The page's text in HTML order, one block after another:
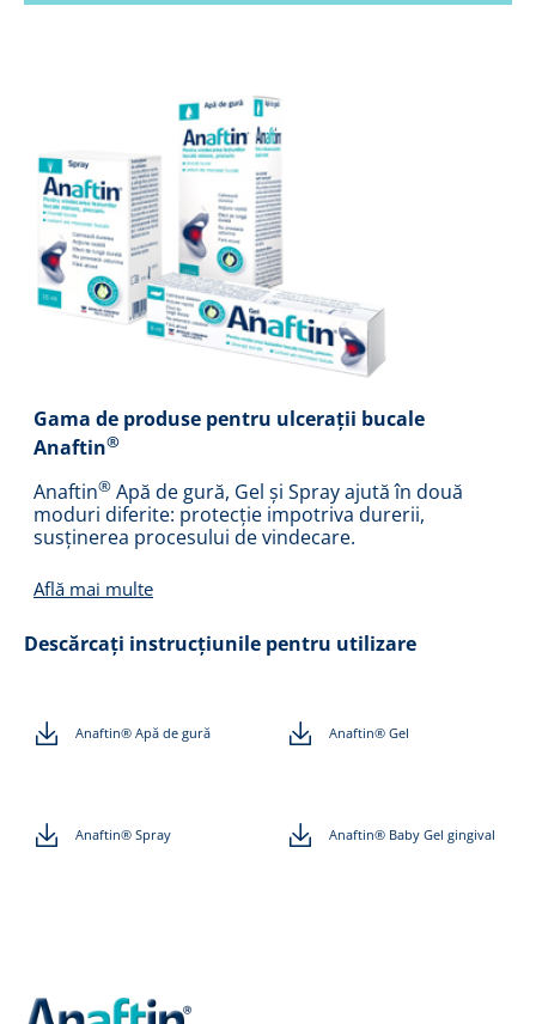
Gama de produse pentru ulcerații bucale
Anaftin®
Anaftin® Apă de gură, Gel și Spray ajută în două
moduri diferite: protecție impotriva durerii,
susținerea procesului de vindecare.
Află mai multe
Descărcați instrucțiunile pentru utilizare
Anaftin® Apă de gură Anaftin® Gel
Anaftin® Spray Anaftin® Baby Gel gingival